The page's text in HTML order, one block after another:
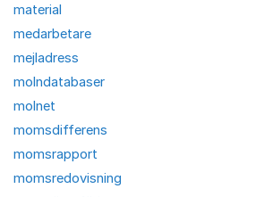
material
medarbetare
mejladress
molndatabaser
molnet
momsdifferens
momsrapport
momsredovisning